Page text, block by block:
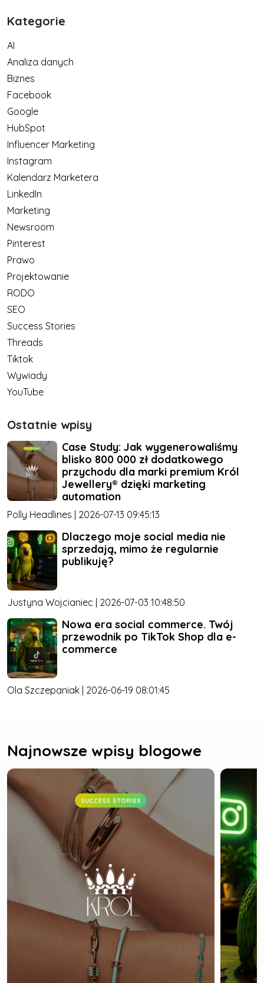
Kategorie
AI
Analiza danych
Biznes
Facebook
Google
HubSpot
Influencer Marketing
Instagram
Kalendarz Marketera
LinkedIn
Marketing
Newsroom
Pinterest
Prawo
Projektowanie
RODO
SEO
Success Stories
Threads
Tiktok
Wywiady
YouTube
Ostatnie wpisy
Case Study: Jak wygenerowaliśmy
blisko 800 000 zł dodatkowego
przychodu dla marki premium Król
Jewellery® dzięki marketing
automation
Polly Headlines | 2026-07-13 09:45:13
Dlaczego moje social media nie
sprzedają, mimo że regularnie
publikuję?
Justyna Wojcianiec | 2026-07-03 10:48:50
Nowa era social commerce. Twój
przewodnik po TikTok Shop dla e-
commerce
Ola Szczepaniak | 2026-06-19 08:01:45
Najnowsze wpisy blogowe